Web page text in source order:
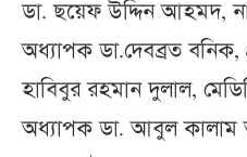
ডা. ছয়েফ উদ্দিন আহমদ,
অধ্যাপক ডা.দেবব্রত বনিক,
হাবিবুর রহমান দুলাল,
অধ্যাপক ডা. আবুল কালাম